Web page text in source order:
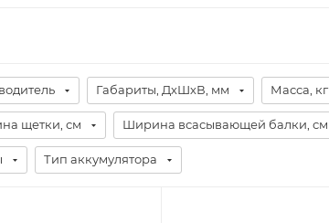
Габариты, ДхШхВ, мм Масса, кг
щетки, см Ширина всасывающей балки, см
Тип аккумулятора